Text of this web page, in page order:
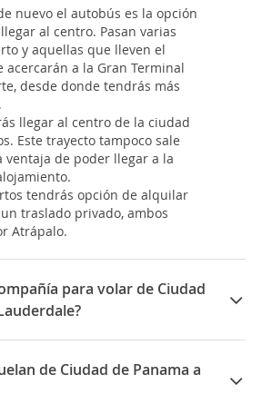
nuevo el autobús es la opción
al centro. Pasan varias
y aquellas que lleven el
acercarán a la Gran Terminal
desde donde tendrás más
llegar al centro de la ciudad
Este trayecto tampoco sale
ventaja de poder llegar a la
tendrás opción de alquilar
traslado privado, ambos
Atrápalo.
para volar de Ciudad
para viajar entre Ciudad de
son: Spirit, Copa Airlines
de Ciudad de Panama a